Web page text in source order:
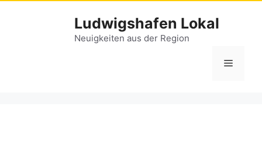
Ludwigshafen Lokal
Neuigkeiten aus der Region
Menü